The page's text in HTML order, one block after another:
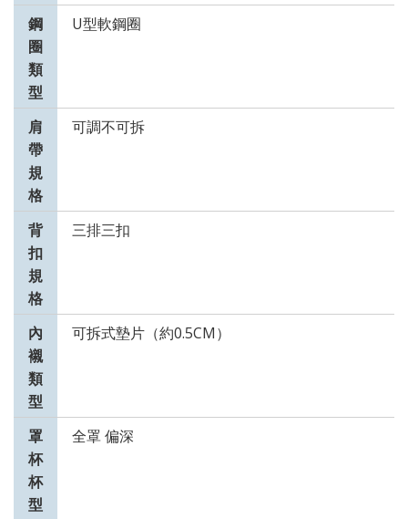
鋼
圈
類
型
U型軟鋼圈
肩
帶
規
格
可調不可拆
背
扣
規
格
三排三扣
內
襯
類
型
可拆式墊片（約0.5CM）
罩
杯
杯
型
全罩 偏深